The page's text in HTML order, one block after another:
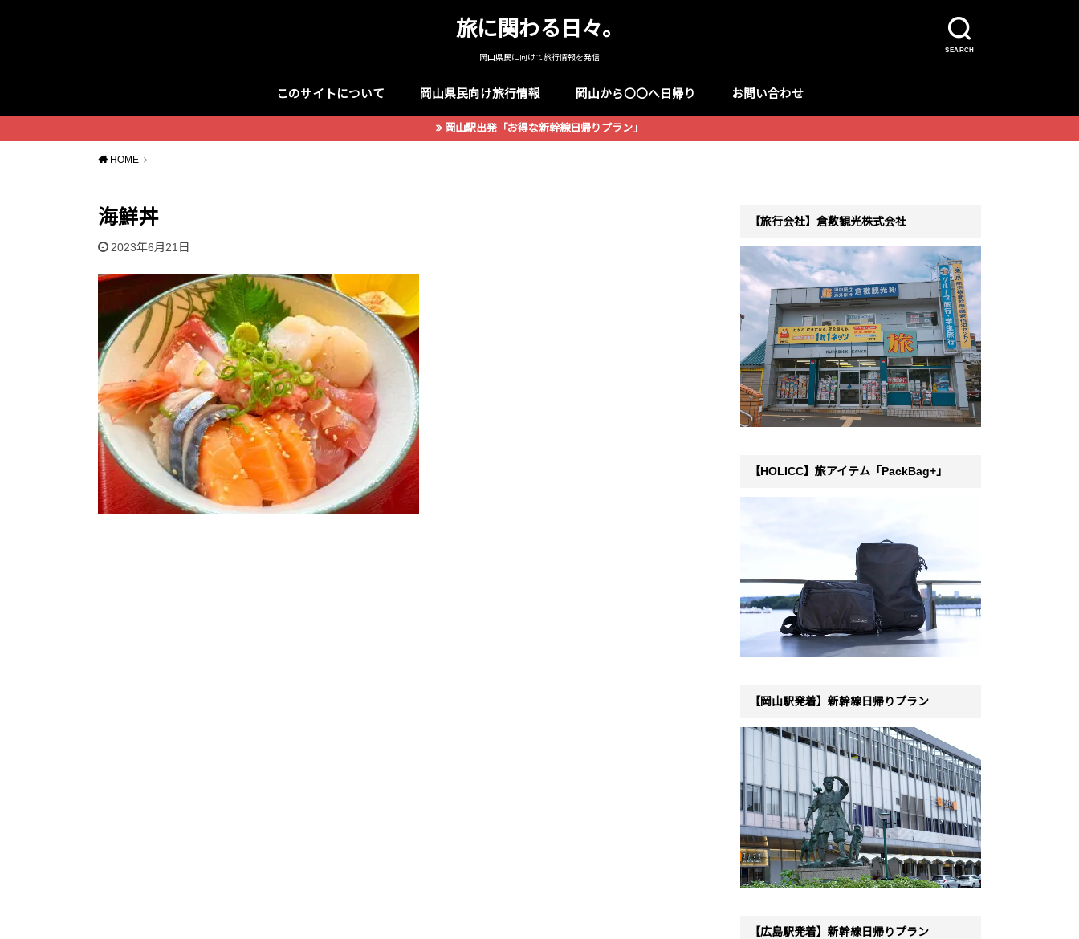
SEARCH
旅に関わる日々。
岡山県民に向けて旅行情報を発信
このサイトについて 岡山県民向け旅行情報 岡山から〇〇へ日帰り お問い合わせ
岡山駅出発「お得な新幹線日帰りプラン」
HOME
海鮮丼
2023年6月21日
【旅行会社】倉敷観光株式会社
【HOLICC】旅アイテム「PackBag+」
【岡山駅発着】新幹線日帰りプラン
【広島駅発着】新幹線日帰りプラン